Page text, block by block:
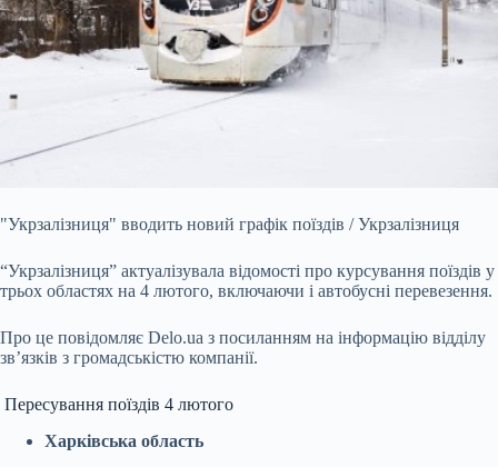
"Укрзалізниця" вводить новий графік поїздів / Укрзалізниця
“Укрзалізниця” актуалізувала відомості про курсування поїздів у
трьох областях на 4 лютого, включаючи і автобусні перевезення.
Про це повідомляє Delo.ua з посиланням на інформацію відділу
зв’язків з громадськістю компанії.
Пересування поїздів 4 лютого
Харківська область